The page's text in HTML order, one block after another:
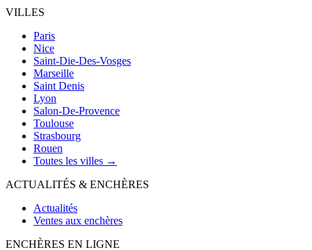
VILLES
Paris
Nice
Saint-Die-Des-Vosges
Marseille
Saint Denis
Lyon
Salon-De-Provence
Toulouse
Strasbourg
Rouen
Toutes les villes →
ACTUALITÉS & ENCHÈRES
Actualités
Ventes aux enchères
ENCHÈRES EN LIGNE